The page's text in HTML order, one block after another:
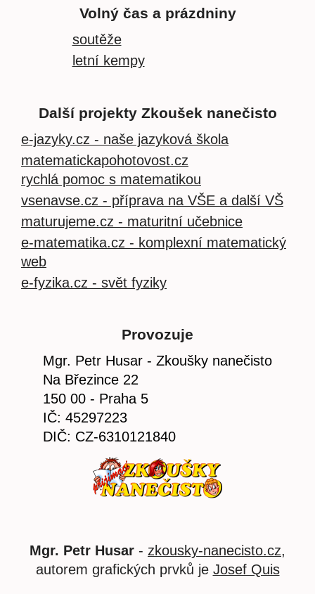
Volný čas a prázdniny
soutěže
letní kempy
Další projekty Zkoušek nanečisto
e-jazyky.cz - naše jazyková škola
matematickapohotovost.cz
rychlá pomoc s matematikou
vsenavse.cz - příprava na VŠE a další VŠ
maturujeme.cz - maturitní učebnice
e-matematika.cz - komplexní matematický
web
e-fyzika.cz - svět fyziky
Provozuje
Mgr. Petr Husar - Zkoušky nanečisto
Na Březince 22
150 00 - Praha 5
IČ: 45297223
DIČ: CZ-6310121840
Mgr. Petr Husar - zkousky-nanecisto.cz,
autorem grafických prvků je Josef Quis